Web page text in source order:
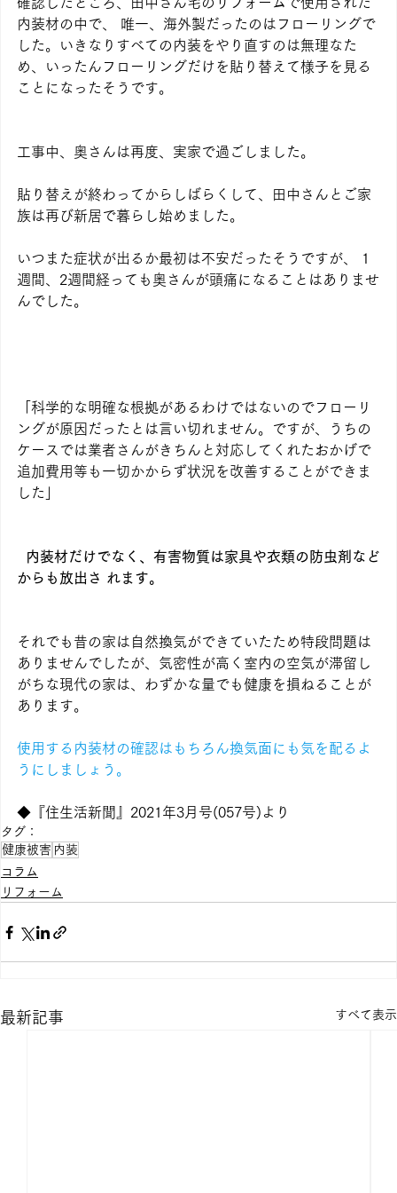
内装材の中で、 唯一、海外製だったのはフローリングで
した。いきなりすべての内装をやり直すのは無理なた
め、いったんフローリングだけを貼り替えて様子を見る
ことになったそうです。
工事中、奥さんは再度、実家で過ごしました。
貼り替えが終わってからしばらくして、田中さんとご家
族は再び新居で暮らし始めました。
いつまた症状が出るか最初は不安だったそうですが、 1
週間、2週間経っても奥さんが頭痛になることはありませ
んでした。
「科学的な明確な根拠があるわけではないのでフローリ
ングが原因だったとは言い切れません。ですが、うちの
ケースでは業者さんがきちんと対応してくれたおかげで
追加費用等も一切かからず状況を改善することができま
した」
内装材だけでなく、有害物質は家具や衣類の防虫剤など
からも放出さ れます。
それでも昔の家は自然換気ができていたため特段問題は
ありませんでしたが、気密性が高く室内の空気が滞留し
がちな現代の家は、わずかな量でも健康を損ねることが
あります。
使用する内装材の確認はもちろん換気面にも気を配るよ
うにしましょう。
◆『住生活新聞』2021年3月号(057号)より
タグ：
健康被害 内装
コラム
リフォーム
最新記事 すべて表示